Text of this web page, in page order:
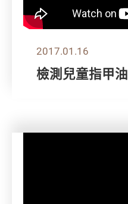
2017.01.16
檢測兒童指甲油